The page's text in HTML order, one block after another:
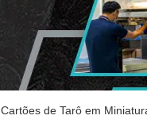
Cartões de Tarô em